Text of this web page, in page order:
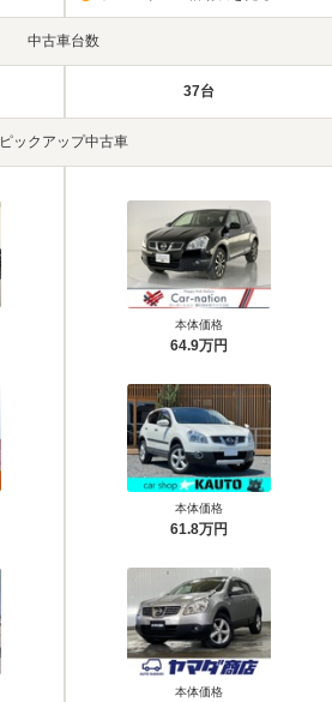
中古車台数
37台
ピックアップ中古車
本体価格
64.9万円
本体価格
61.8万円
本体価格